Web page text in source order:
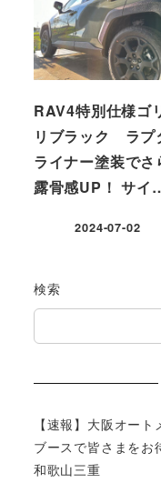
RAV4特別仕様ゴ
リブラック ラプ
ライナー塗装でさ
露骨感UP！ サイ
2024-07-02
検索
【速報】大阪オー
ブースで皆さまをお
和歌山三重